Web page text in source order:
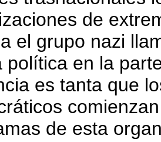
de
el grupo nazi
política en la
es tanta que
de esta